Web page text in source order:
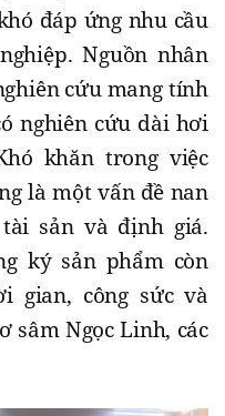
đáp ứng nhu cầu
Nguồn nhân
cứu mang tính
nghiên cứu dài hơi
khăn trong việc
là một vấn đề nan
sản và định giá.
ký sản phẩm còn
gian, công sức và
sâm Ngọc Linh, các